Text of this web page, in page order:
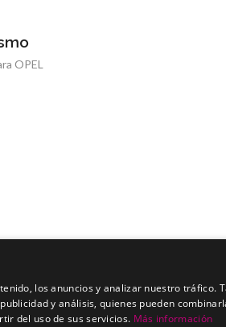
OPEL
los anuncios y analizar nuestro tráfico.
y análisis, quienes pueden
del uso de sus servicios. Más información